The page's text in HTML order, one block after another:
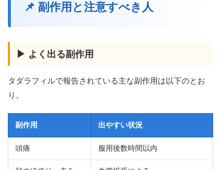
📌 副作用と注意すべき人
▶ よく出る副作用
タダラフィルで報告されている主な副作用は以下のとお
り。
副作用 出やすい状況
頭痛 服用後数時間以内